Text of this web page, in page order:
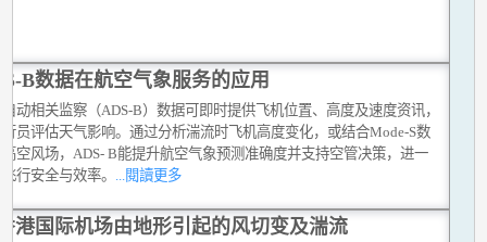
B数据在航空气象服务的应用
动相关监察（ADS-B）数据可即时提供飞机位置、高度及速度资讯，
员评估天气影响。通过分析湍流时飞机高度变化，或结合Mode-S数
空风场，ADS- B能提升航空气象预测准确度并支持空管决策，进一
行安全与效率。 ...閱讀更多
港国际机场由地形引起的风切变及湍流